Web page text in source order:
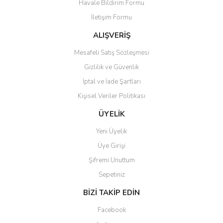
Ürün açıklamasında eksik bilgiler bulunuyor.
Ürün bilgilerinde hatalar bulunuyor.
Ürün fiyatı diğer sitelerden daha pahalı.
Gönder
Havale Bildirim Formu
İletişim Formu
ALIŞVERİŞ
Mesafeli Satış Sözleşmesi
Gizlilik ve Güvenlik
İptal ve İade Şartları
Kişisel Veriler Politikası
ÜYELİK
Yeni Üyelik
Üye Girişi
Şifremi Unuttum
Sepetiniz
BİZİ TAKİP EDİN
Facebook